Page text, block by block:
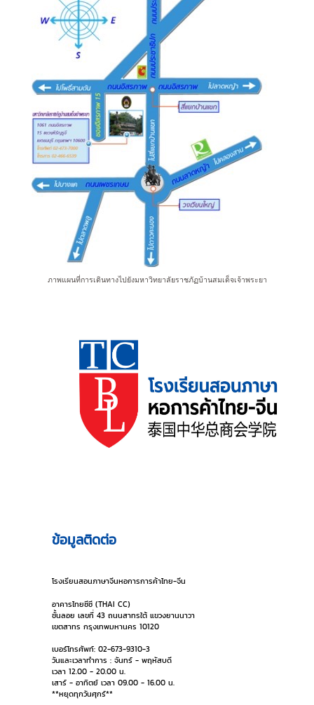
ภาพแผนที่การเดินทางไปยังมหาวิทยาลัยราชภัฏบ้านสมเด็จเจ้าพระยา
ข้อมูลติดต่อ
โรงเรียนสอนภาษาจีนหอการการค้าไทย-จีน
อาคารไทยซีซี (THAI CC)
ชั้นลอย เลขที่ 43 ถนนสาทรใต้ แขวงยานนาวา
เขตสาทร กรุงเทพมหานคร 10120
เบอร์โทรศัพท์: 02-673-9310-3
วันและเวลาทำการ : จันทร์ - พฤหัสบดี
เวลา 12.00 - 20.00 น.
เสาร์ - อาทิตย์ เวลา 09.00 - 16.00 น.
**หยุดทุกวันศุกร์**